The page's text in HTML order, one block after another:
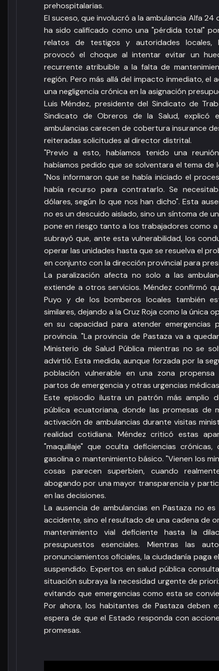
prehospitalarias.
El suceso, que involucró a la ambulancia Alfa 24
ha sido calificado como una "pérdida total"
relatos de testigos y autoridades locales,
provocó el choque al intentar evitar un
recurrente atribuible a la falta de
región. Pero más allá del impacto inmediato, el
una negligencia crónica en la asignación
Luis Méndez, presidente del Sindicato de
Sindicato de Obreros de la Salud, explicó
ambulancias carecen de cobertura insurance
reiteradas solicitudes al director distrital.
"Previo a esto, habíamos tenido una
habíamos pedido que se solventara el tema de
"Nos informaron que se había iniciado el
había recurso para contratarlo. Se
dólares, según lo que nos han dicho". Esta
no es un descuido aislado, sino un síntoma de
pone en riesgo tanto a los trabajadores como a
subrayó que, ante esta vulnerabilidad, los
operar las unidades hasta que se resuelva el
en conjunto con la dirección provincial para
La paralización afecta no solo a las
extiende a otros servicios. Méndez confirmó
Puyo y de los bomberos locales también
similares, dejando a la Cruz Roja como la única
en su capacidad para atender emergencias
provincia. "La provincia de Pastaza va a
Ministerio de Salud Pública mientras no se
advirtió. Esta medida, aunque forzada por la
población vulnerable en una zona
partos de emergencia y otras urgencias
Este episodio ilustra un patrón más amplio
pública ecuatoriana, donde las promesas de
activación de ambulancias durante visitas
realidad cotidiana. Méndez criticó estas
"maquillaje" que oculta deficiencias
gasolina o mantenimiento básico. "Vienen los
cosas parecen superbien, cuando
abogando por una mayor transparencia y
en las decisiones.
La ausencia de ambulancias en Pastaza no
accidente, sino el resultado de una cadena de
mantenimiento vial deficiente hasta la
presupuestos esenciales. Mientras las
pronunciamientos oficiales, la ciudadanía paga
suspendido. Expertos en salud pública
situación subraya la necesidad urgente de
evitando que emergencias como esta se
Por ahora, los habitantes de Pastaza deben
espera de que el Estado responda con
promesas.